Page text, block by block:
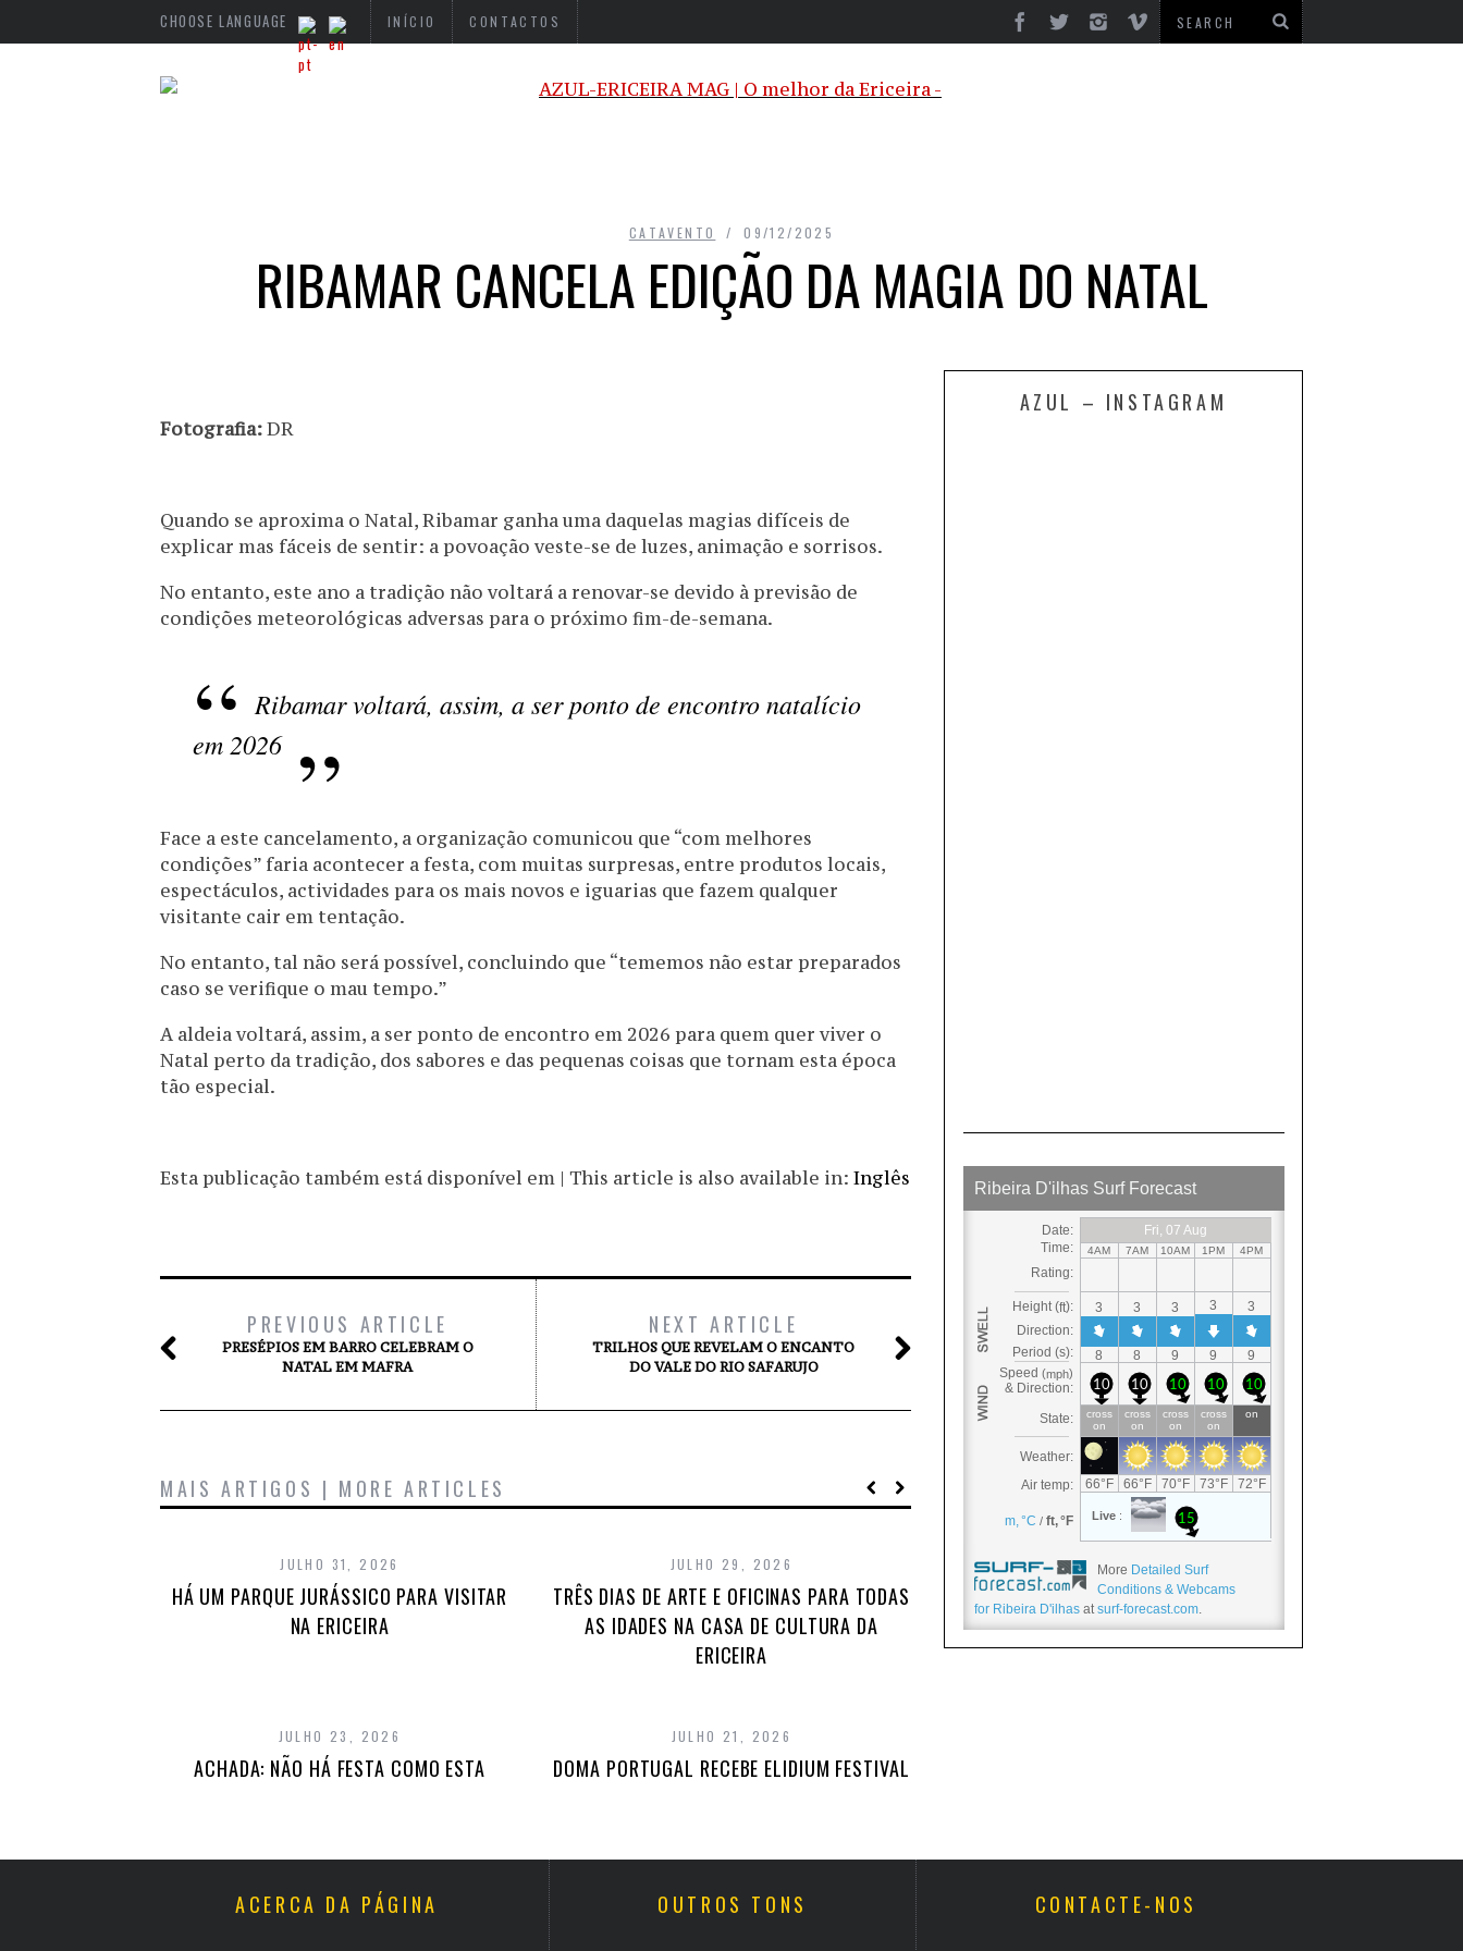
CHOOSE LANGUAGE INÍCIO CONTACTOS
CATAVENTO 09/12/2025
RIBAMAR CANCELA EDIÇÃO DA MAGIA DO NATAL
Fotografia:DR
Quando se aproxima o Natal, Ribamar ganha uma daquelas magias difíceis de
explicar mas fáceis de sentir: a povoação veste-se de luzes, animação e sorrisos.
No entanto, este ano a tradição não voltará a renovar-se devido à previsão de
condições meteorológicas adversas para o próximo fim-de-semana.
Ribamar voltará, assim, a ser ponto de encontro natalício
em 2026
Face a este cancelamento, a organização comunicou que “com melhores
condições” faria acontecer a festa, com muitas surpresas, entre produtos locais,
espectáculos, actividades para os mais novos e iguarias que fazem qualquer
visitante cair em tentação.
No entanto, tal não será possível, concluindo que “tememos não estar preparados
caso se verifique o mau tempo.”
A aldeia voltará, assim, a ser ponto de encontro em 2026 para quem quer viver o
Natal perto da tradição, dos sabores e das pequenas coisas que tornam esta época
tão especial.
Esta publicação também está disponível em | This article is also available in: Inglês
PREVIOUS ARTICLE
PRESÉPIOS EM BARRO CELEBRAM O
NATAL EM MAFRA
NEXT ARTICLE
TRILHOS QUE REVELAM O ENCANTO
DO VALE DO RIO SAFARUJO
MAIS ARTIGOS | MORE ARTICLES
JULHO 31, 2026
HÁ UM PARQUE JURÁSSICO PARA VISITAR
NA ERICEIRA
JULHO 29, 2026
TRÊS DIAS DE ARTE E OFICINAS PARA TODAS
AS IDADES NA CASA DE CULTURA DA
ERICEIRA
JULHO 23, 2026
ACHADA: NÃO HÁ FESTA COMO ESTA
JULHO 21, 2026
DOMA PORTUGAL RECEBE ELIDIUM FESTIVAL
AZUL – INSTAGRAM
More Detailed Surf
Conditions & Webcams
for Ribeira D'ilhas at surf-forecast.com.
ACERCA DA PÁGINA OUTROS TONS CONTACTE-NOS